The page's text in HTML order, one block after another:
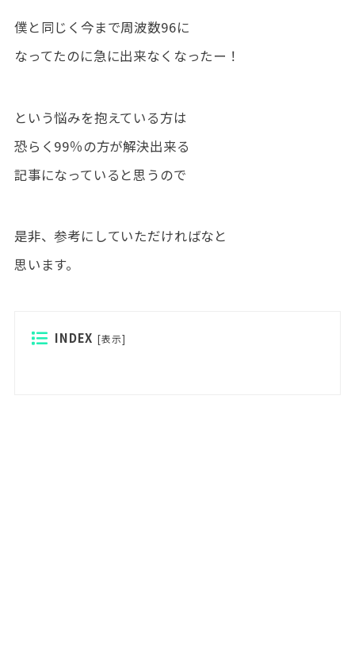
僕と同じく今まで周波数96に
なってたのに急に出来なくなったー！
という悩みを抱えている方は
恐らく99％の方が解決出来る
記事になっていると思うので
是非、参考にしていただければなと
思います。
INDEX [表示]